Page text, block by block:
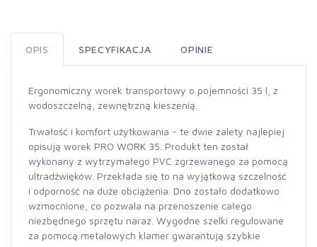
OPIS SPECYFIKACJA OPINIE
Ergonomiczny worek transportowy o pojemności 35 l, z
wodoszczelną, zewnętrzną kieszenią.
Trwałość i komfort użytkowania - te dwie zalety najlepiej
opisują worek PRO WORK 35. Produkt ten został
wykonany z wytrzymałego PVC zgrzewanego za pomocą
ultradźwięków. Przekłada się to na wyjątkową szczelność
i odporność na duże obciążenia. Dno zostało dodatkowo
wzmocnione, co pozwala na przenoszenie całego
niezbędnego sprzętu naraz. Wygodne szelki regulowane
za pomocą metalowych klamer gwarantują szybkie